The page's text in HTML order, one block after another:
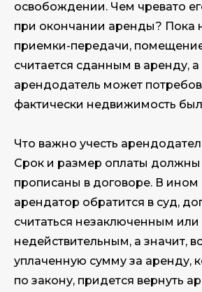
освобождении. Чем чревато
при окончании аренды? Пока
приемки-передачи,
считается сданным в аренду, а
арендодатель может
фактически недвижимость
Что важно учесть
Срок и размер оплаты должны
прописаны в договоре. В ином
арендатор обратится в суд,
считаться незаключенным или
недействительным, а значит,
уплаченную сумму за аренду,
по закону, придется вернуть